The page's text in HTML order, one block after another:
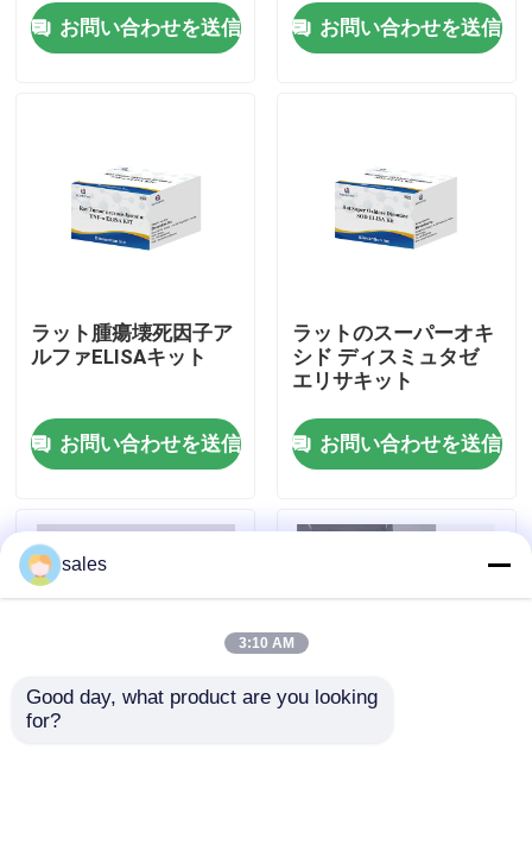
製品
わたしたち に つい て
品質管理
お問い合わせ
事件
お問い合わせを送信 お問い合わせを送信
ラット腫瘍壊死因子ア
ルファELISAキット
お問い合わせを送信
ラットのスーパーオキ
シド ディスミュタゼ
エリサキット
お問い合わせを送信
sales
3:10 AM
Good day, what product are you looking
for?